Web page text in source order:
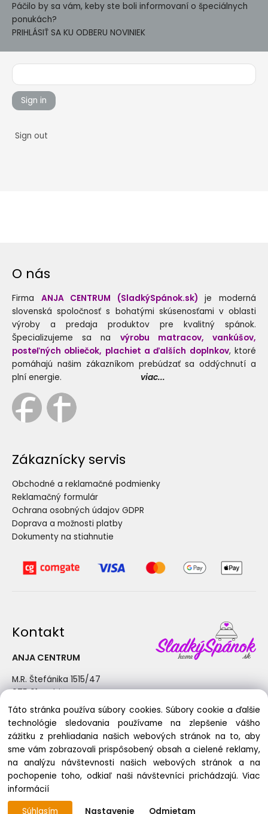
Páčilo by sa vám, keby ste boli informovaní o špeciálnych
ponukách?
PRIHLÁSIŤ SA KU ODBERU NOVINIEK
Sign in
Sign out
O nás
Firma ANJA CENTRUM (SladkýSpánok.sk) je moderná
slovenská spoločnosť s bohatými skúsenosťami v oblasti
výroby a predaja produktov pre kvalitný spánok.
Špecializujeme sa na výrobu matracov, vankúšov,
posteľných obliečok, plachiet a ďalších doplnkov, ktoré
pomáhajú našim zákazníkom prebúdzať sa oddýchnutí a
plní energie. viac...
Zákaznícky servis
Obchodné a reklamačné podmienky
Reklamačný formulár
Ochrana osobných údajov GDPR
Doprava a možnosti platby
Dokumenty na stiahnutie
Kontakt
ANJA CENTRUM
M.R. Štefánika 1515/47
075 01 Trebišov
+421 915 190 362
info@sladkyspanok.sk
Pondelok - Piatok: 8:30 - 17:00
Copyright © 2025 ANJA CENTRUM, All rights reserved
Táto stránka používa súbory cookies. Súbory cookie a ďalšie
technológie sledovania používame na zlepšenie vášho
zážitku z prehliadania našich webových stránok na to, aby
sme vám zobrazovali prispôsobený obsah a cielené reklamy,
na analýzu návštevnosti našich webových stránok a na
pochopenie toho, odkiaľ naši návštevníci prichádzajú.Viac
informácií
Súhlasím
Nastavenie Odmietam